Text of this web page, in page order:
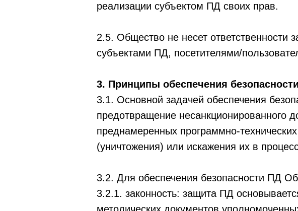
реализации субъектом ПД своих прав.
2.5. Общество не несет ответственности
субъектами ПД, посетителями/
3. Принципы обеспечения
3.1. Основной задачей обеспечения
предотвращение несанкционированного
преднамеренных программно-
(уничтожения) или искажения их в
3.2. Для обеспечения безопасности ПД
3.2.1. законность: защита ПД